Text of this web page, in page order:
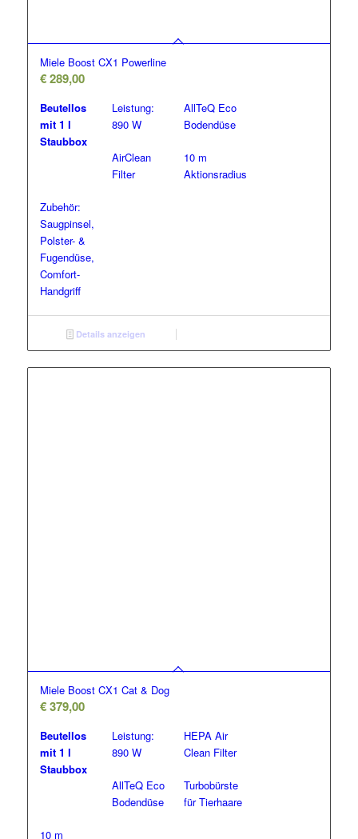
Miele Boost CX1 Powerline
€289,00
Beutellos
mit 1 l
Staubbox
Leistung:
890 W
AllTeQ Eco
Bodendüse
AirClean
Filter
10 m
Aktionsradius
Zubehör:
Saugpinsel,
Polster- &
Fugendüse,
Comfort-
Handgriff
Details anzeigen
Miele Boost CX1 Cat & Dog
€379,00
Beutellos
mit 1 l
Staubbox
Leistung:
890 W
HEPA Air
Clean Filter
AllTeQ Eco
Bodendüse
Turbobürste
für Tierhaare
10 m